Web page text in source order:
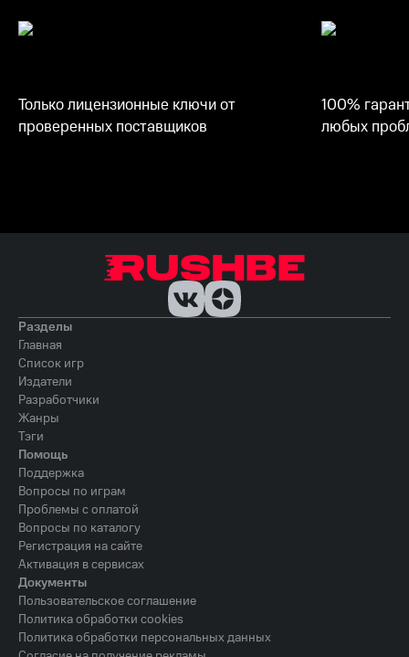
Только лицензионные ключи от
проверенных поставщиков
100%
любых
Разделы
Главная
Список игр
Издатели
Разработчики
Жанры
Тэги
Помощь
Поддержка
Вопросы по играм
Проблемы с оплатой
Вопросы по каталогу
Регистрация на сайте
Активация в сервисах
Документы
Пользовательское соглашение
Политика обработки cookies
Политика обработки персональных данных